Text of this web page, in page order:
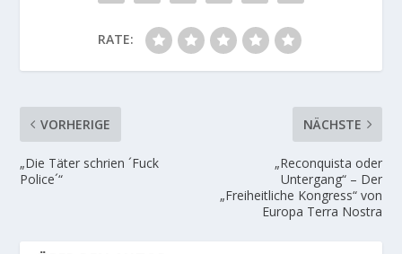
RATE:
VORHERIGE
„Die Täter schrien ´Fuck
Police´“
NÄCHSTE
„Reconquista oder
Untergang“ – Der
„Freiheitliche Kongress“ von
Europa Terra Nostra